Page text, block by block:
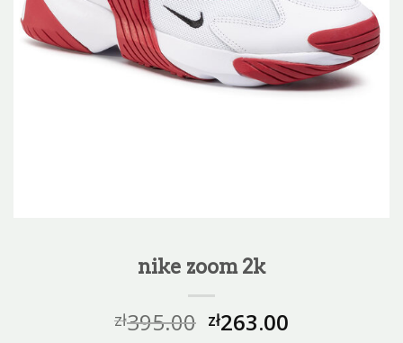
nike zoom 2k
zł395.00 zł263.00